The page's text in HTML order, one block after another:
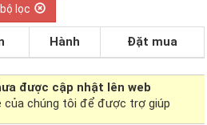
lọc
Hành Đặt mua
được cập nhật lên web
của chúng tôi để được trợ giúp